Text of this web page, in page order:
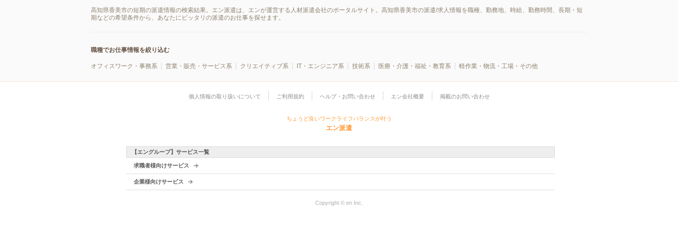
高知県香美市の短期の派遣情報の検索結果。エン派遣は、エンが運営する人材派遣会社のポータルサイト。高知県香美市の派遣/求人情報を職種、勤務地、時給、勤務時間、長期・短
期などの希望条件から、あなたにピッタリの派遣のお仕事を探せます。
職種でお仕事情報を絞り込む
オフィスワーク・事務系 営業・販売・サービス系 クリエイティブ系 IT・エンジニア系 技術系 医療・介護・福祉・教育系 軽作業・物流・工場・その他
個人情報の取り扱いについて ご利用規約 ヘルプ・お問い合わせ エン会社概要 掲載のお問い合わせ
ちょうど良いワークライフバランスが叶う
エン派遣
【エングループ】サービス一覧
求職者様向けサービス
企業様向けサービス
Copyright © en Inc.